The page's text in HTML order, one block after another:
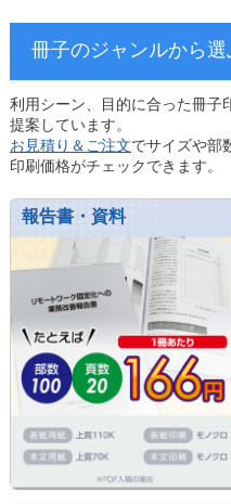
冊子のジャンルから選
利用シーン、目的に合った冊子
提案しています。
お見積り＆ご注文でサイズや部
印刷価格がチェックできます。
報告書・資料